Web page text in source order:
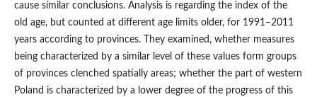
cause similar conclusions. Analysis is regarding the index of the
old age, but counted at different age limits older, for 1991–2011
years according to provinces. They examined, whether measures
being characterized by a similar level of these values form groups
of provinces clenched spatially areas; whether the part of western
Poland is characterized by a lower degree of the progress of this